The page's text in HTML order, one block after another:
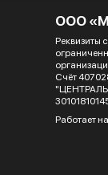
ООО
Реквизиты
Счёт
Работает